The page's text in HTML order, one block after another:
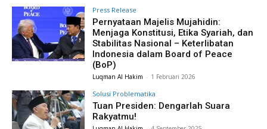
Press Release
Pernyataan Majelis Mujahidin:
Menjaga Konstitusi, Etika Syariah, dan
Stabilitas Nasional – Keterlibatan
Indonesia dalam Board of Peace
(BoP)
Luqman Al Hakim - 1 Februari 2026
Solusi Problematika
Tuan Presiden: Dengarlah Suara
Rakyatmu!